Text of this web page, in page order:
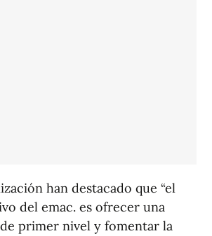
han destacado que “el
del emac. es ofrecer una
primer nivel y fomentar la